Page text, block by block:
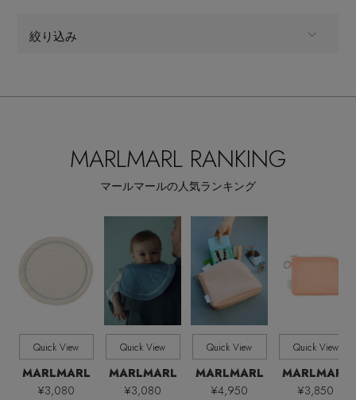
【エディターズ・エッセンシャル】
ベーシックとトレンドが交差する16の名品
絞り込み
ベビー・キッズ,ベビー(0～2歳),アウター
全てのカラー
販売状況
全ての価格
MARLMARL RANKING
マールマールの人気ランキング
Quick View
MARLMARL
¥3,080
Quick View
MARLMARL
¥3,080
Quick View
MARLMARL
¥4,950
Quick View
MARLMARL
¥3,850